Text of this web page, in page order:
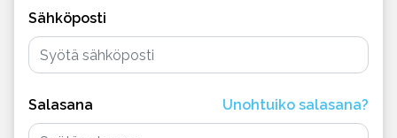
Sähköposti
Salasana Unohtuiko salasana?